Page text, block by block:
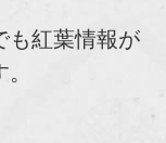
も紅葉情報が